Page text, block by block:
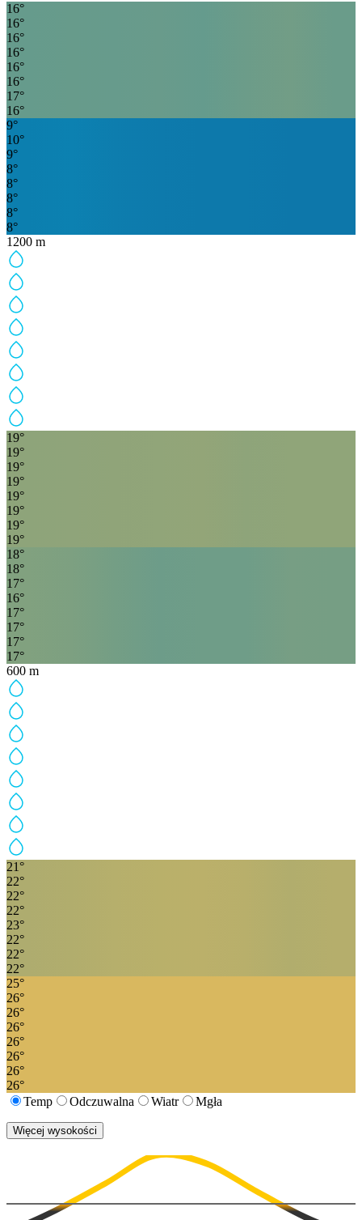
16°
16°
16°
16°
16°
16°
17°
16°
9°
10°
9°
8°
8°
8°
8°
8°
1200 m
19°
19°
19°
19°
19°
19°
19°
19°
18°
18°
17°
16°
17°
17°
17°
17°
600 m
21 °
22°
22°
22°
23°
22°
22°
22°
25°
26°
26°
26°
26°
26°
26°
26°
Temp
Odczuwalna Wiatr Mgła
Więcej wysokości